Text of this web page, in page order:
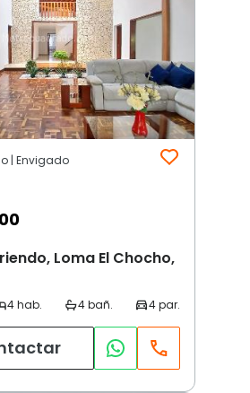
| Envigado
Loma El Chocho,